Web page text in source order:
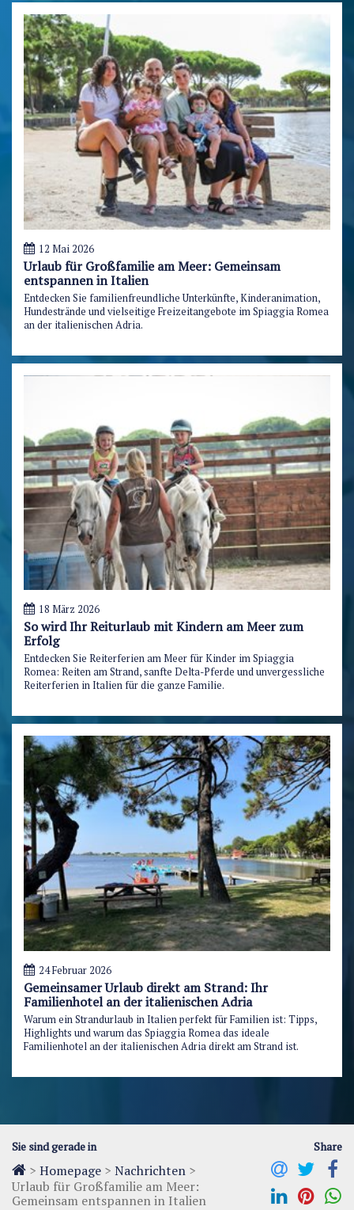
12 Mai 2026
Urlaub für Großfamilie am Meer: Gemeinsam
entspannen in Italien
Entdecken Sie familienfreundliche Unterkünfte, Kinderanimation,
Hundestrände und vielseitige Freizeitangebote im Spiaggia Romea
an der italienischen Adria.
18 März 2026
So wird Ihr Reiturlaub mit Kindern am Meer zum
Erfolg
Entdecken Sie Reiterferien am Meer für Kinder im Spiaggia
Romea: Reiten am Strand, sanfte Delta-Pferde und unvergessliche
Reiterferien in Italien für die ganze Familie.
24 Februar 2026
Gemeinsamer Urlaub direkt am Strand: Ihr
Familienhotel an der italienischen Adria
Warum ein Strandurlaub in Italien perfekt für Familien ist: Tipps,
Highlights und warum das Spiaggia Romea das ideale
Familienhotel an der italienischen Adria direkt am Strand ist.
Sie sind gerade in
> Homepage > Nachrichten >
Urlaub für Großfamilie am Meer:
Gemeinsam entspannen in Italien
Share